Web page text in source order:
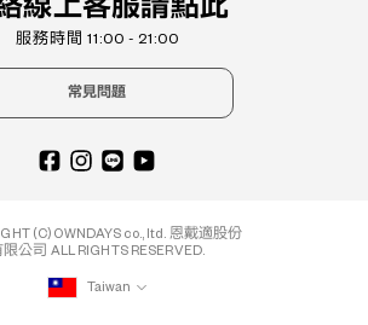
線上客服請點此
服務時間 11:00 - 21:00
常見問題
(C) OWNDAYS co., ltd. 恩戴適股份
限公司 ALL RIGHTS RESERVED.
Taiwan